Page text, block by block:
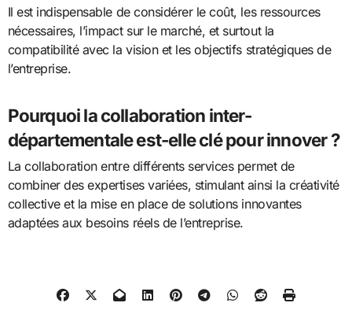
Il est indispensable de considérer le coût, les ressources
nécessaires, l’impact sur le marché, et surtout la
compatibilité avec la vision et les objectifs stratégiques de
l’entreprise.
Pourquoi la collaboration inter-
départementale est-elle clé pour innover ?
La collaboration entre différents services permet de
combiner des expertises variées, stimulant ainsi la créativité
collective et la mise en place de solutions innovantes
adaptées aux besoins réels de l’entreprise.